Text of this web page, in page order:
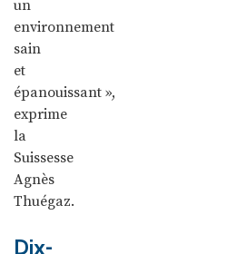
un
environnement
sain
et
épanouissant »,
exprime
la
Suissesse
Agnès
Thuégaz.
Dix-